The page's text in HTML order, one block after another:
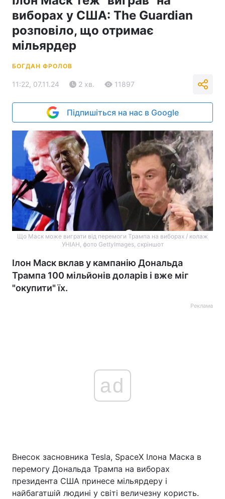
виборах у США: The Guardian
розповіло, що отримає
мільярдер
БОГДАН ФРОЛОВ
11:22, 07.11.24 2 хв. 11897
Підпишіться на нас в Google
Що Маск може виграти від перемоги Трампа на виборах / колаж
УНІАН, фото GettyImages, скріншот
Ілон Маск вклав у кампанію Дональда
Трампа 100 мільйонів доларів і вже міг
"окупити" їх.
Реклама
ad
Внесок засновника Tesla, SpaceX Ілона Маска в
перемогу Дональда Трампа на виборах
президента США принесе мільярдеру і
найбагатшій людині у світі величезну користь.